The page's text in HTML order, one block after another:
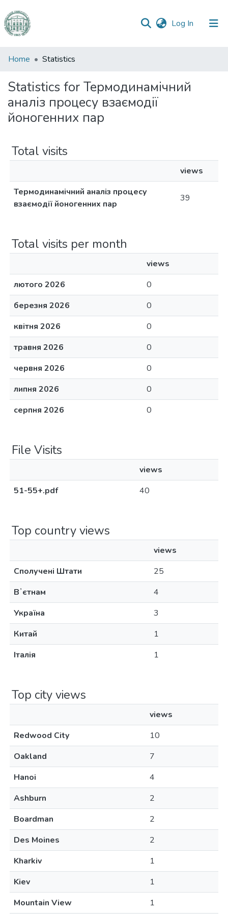
Log In (current)
Communities
Collections
All of DSpace
Home Statistics
Statistics for Термодинамічний
аналіз процесу взаємодії
йоногенних пар
Total visits
views
Термодинамічний аналіз процесу
взаємодії йоногенних пар
39
Total visits per month
views
лютого 2026
0
березня 2026
0
квітня 2026
0
травня 2026
0
червня 2026
0
липня 2026
0
серпня 2026
0
File Visits
views
51-55+.pdf
40
Top country views
views
Сполучені Штати
25
Вʼєтнам
4
Україна
3
Китай
1
Італія
1
Top city views
views
Redwood City
10
Oakland
7
Hanoi
4
Ashburn
2
Boardman
2
Des Moines
2
Kharkiv
1
Kiev
1
Mountain View
1